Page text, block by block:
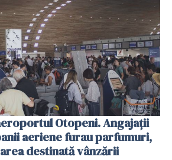
Otopeni. Angajații
aeriene furau parfumuri,
destinată vânzării